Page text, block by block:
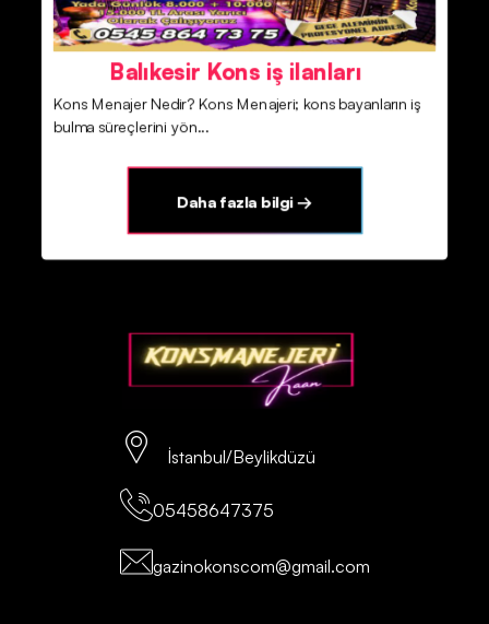
Balıkesir Kons iş ilanları
Kons Menajer Nedir? Kons Menajeri; kons bayanların iş
bulma süreçlerini yön...
Daha fazla bilgi →
İstanbul/Beylikdüzü
05458647375
gazinokonscom@gmail.com